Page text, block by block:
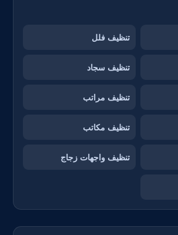
تنظيف فلل
تنظيف سجاد
تنظيف مراتب
تنظيف مكاتب
تنظيف واجهات زجاج